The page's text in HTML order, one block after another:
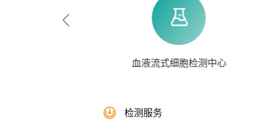
血液流式细胞检测中心
检测服务